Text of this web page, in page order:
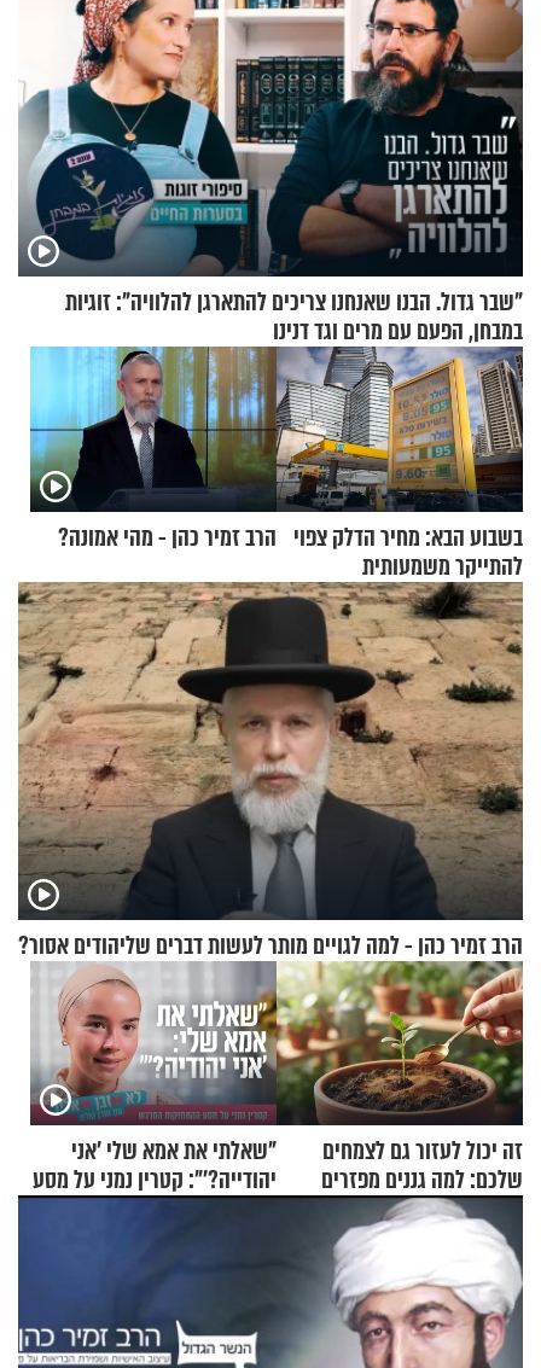
"שבר גדול. הבנו שאנחנו צריכים להתארגן להלוויה": זוגיות
במבחן, הפעם עם מרים וגד דנינו
בשבוע הבא: מחיר הדלק צפוי
להתייקר משמעותית
הרב זמיר כהן - מהי אמונה?
הרב זמיר כהן - למה לגויים מותר לעשות דברים שליהודים אסור?
זה יכול לעזור גם לצמחים
שלכם: למה גננים מפזרים
קינמון בעציצים?
"שאלתי את אמא שלי 'אני
יהודייה?'": קטרין נמני על מסע
ההתחזקות המרגש